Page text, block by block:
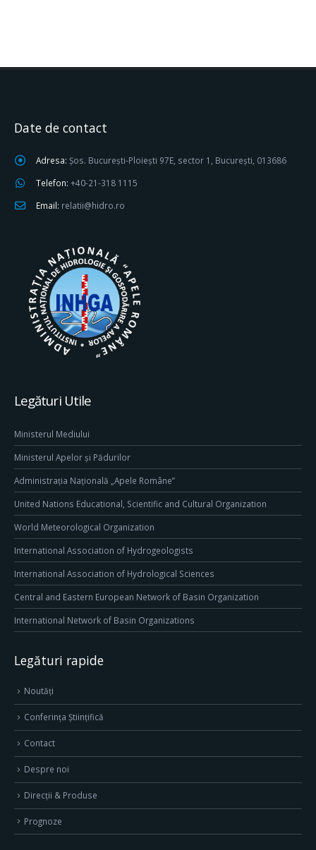
Date de contact
Adresa: Șos. București-Ploiești 97E, sector 1, București, 013686
Telefon: +40-21-318 1115
Email: relatii@hidro.ro
Legături Utile
Ministerul Mediului
Ministerul Apelor și Pădurilor
Administrația Națională „Apele Române”
United Nations Educational, Scientific and Cultural Organization
World Meteorological Organization
International Association of Hydrogeologists
International Association of Hydrological Sciences
Central and Eastern European Network of Basin Organization
International Network of Basin Organizations
Legături rapide
Noutăți
Conferința Științifică
Contact
Despre noi
Direcţii & Produse
Prognoze